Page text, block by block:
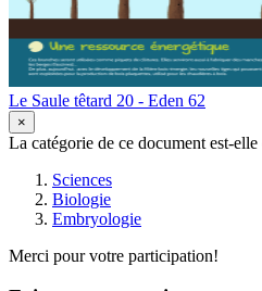
Le Saule têtard 20 - Eden 62
×
La catégorie de ce document est-elle
Sciences
Biologie
Embryologie
Merci pour votre participation!